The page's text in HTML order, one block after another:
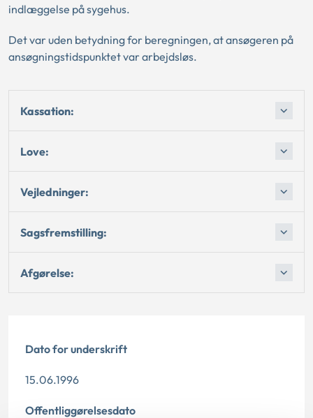
indlæggelse på sygehus.
Det var uden betydning for beregningen, at ansøgeren på
ansøgningstidspunktet var arbejdsløs.
Kassation:
Love:
Vejledninger:
Sagsfremstilling:
Afgørelse:
Dato for underskrift
15.06.1996
Offentliggørelsesdato